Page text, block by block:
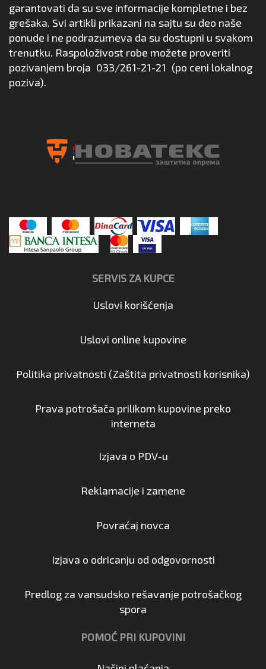
garantovati da su sve informacije kompletne i bez
grešaka. Svi artikli prikazani na sajtu su deo naše
ponude i ne podrazumeva da su dostupni u svakom
trenutku. Raspoloživost robe možete proveriti
pozivanjem broja 033/261-21-21 (po ceni lokalnog
poziva).
SERVIS ZA KUPCE
Uslovi korišćenja
Uslovi online kupovine
Politika privatnosti (Zaštita privatnosti korisnika)
Prava potrošača prilikom kupovine preko
interneta
Izjava o PDV-u
Reklamacije i zamene
Povraćaj novca
Izjava o odricanju od odgovornosti
Predlog za vansudsko rešavanje potrošačkog
spora
POMOĆ PRI KUPOVINI